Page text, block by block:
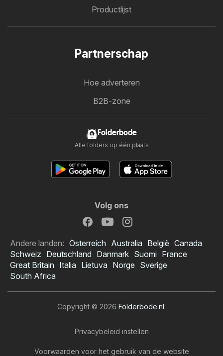
Productlijst
Partnerschap
Hoe adverteren
B2B-zone
Folderbode
Alle folders op één plaats
Volg ons
Andere landen: Österreich Australia België Canada
Schweiz Deutschland Danmark Suomi France
Great Britain Italia Lietuva Norge Sverige
South Africa
Copyright © 2026 Folderbode.nl.
Privacybeleid instellen
Voorwaarden voor het gebruik van de website